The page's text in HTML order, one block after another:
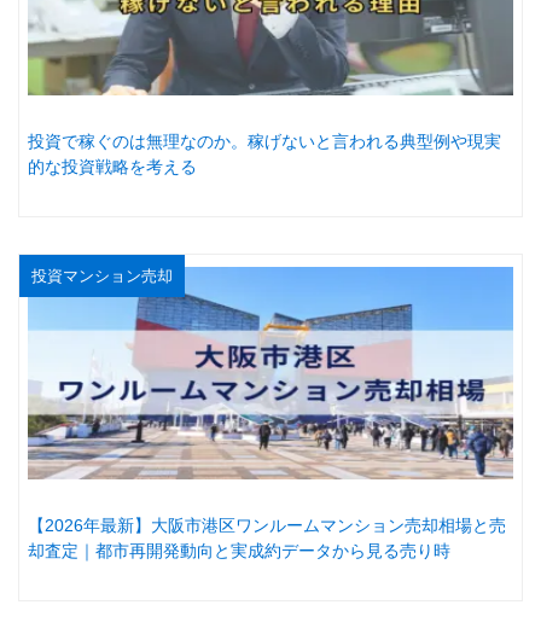
投資で稼ぐのは無理なのか。稼げないと言われる典型例や現実
的な投資戦略を考える
投資マンション売却
【2026年最新】大阪市港区ワンルームマンション売却相場と売
却査定｜都市再開発動向と実成約データから見る売り時